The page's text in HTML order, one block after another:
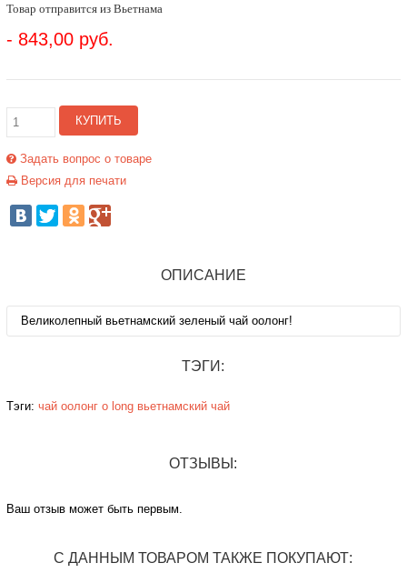
Товар отправится из Вьетнама
- 843,00 руб.
КУПИТЬ
Задать вопрос о товаре
Версия для печати
ОПИСАНИЕ
Великолепный вьетнамский зеленый чай оолонг!
ТЭГИ:
Тэги: чай оолонг o long вьетнамский чай
ОТЗЫВЫ:
Ваш отзыв может быть первым.
С ДАННЫМ ТОВАРОМ ТАКЖЕ ПОКУПАЮТ: